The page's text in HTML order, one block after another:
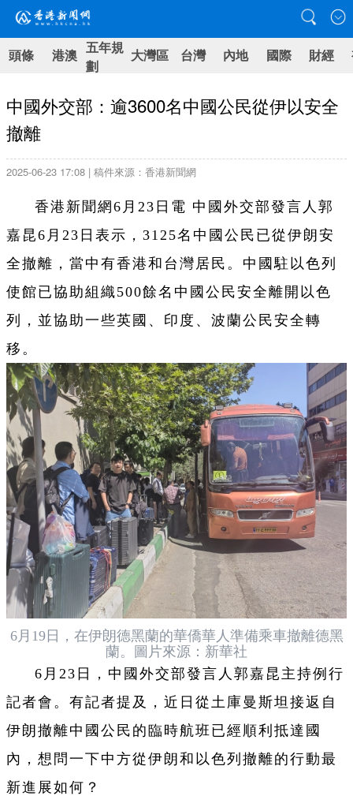
頭條 港澳 五年規
劃
大灣區 台灣 內地 國際 財經
中國外交部：逾3600名中國公民從伊以安全
撤離
2025-06-23 17:08 | 稿件來源：香港新聞網
香港新聞網6月23日電 中國外交部發言人郭
嘉昆6月23日表示，3125名中國公民已從伊朗安
全撤離， 當中有香港和台灣居民。 中國駐以色列
使館已協助組織500餘名中國公民安全離開以色
列，並協助一些英國、印度、波蘭公民安全轉
移。
6月19日，在伊朗德黑蘭的華僑華人準備乘車撤離德黑
蘭。圖片來源：新華社
6月23日，中國外交部發言人郭嘉昆主持例行
記者會。有記者提及，近日從土庫曼斯坦接返自
伊朗撤離中國公民的臨時航班已經順利抵達國
內，想問一下中方從伊朗和以色列撤離的行動最
新進展如何？